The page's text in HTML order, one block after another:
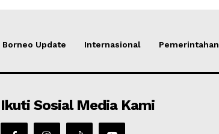
Borneo Update Internasional Pemerintahan
Ikuti Sosial Media Kami